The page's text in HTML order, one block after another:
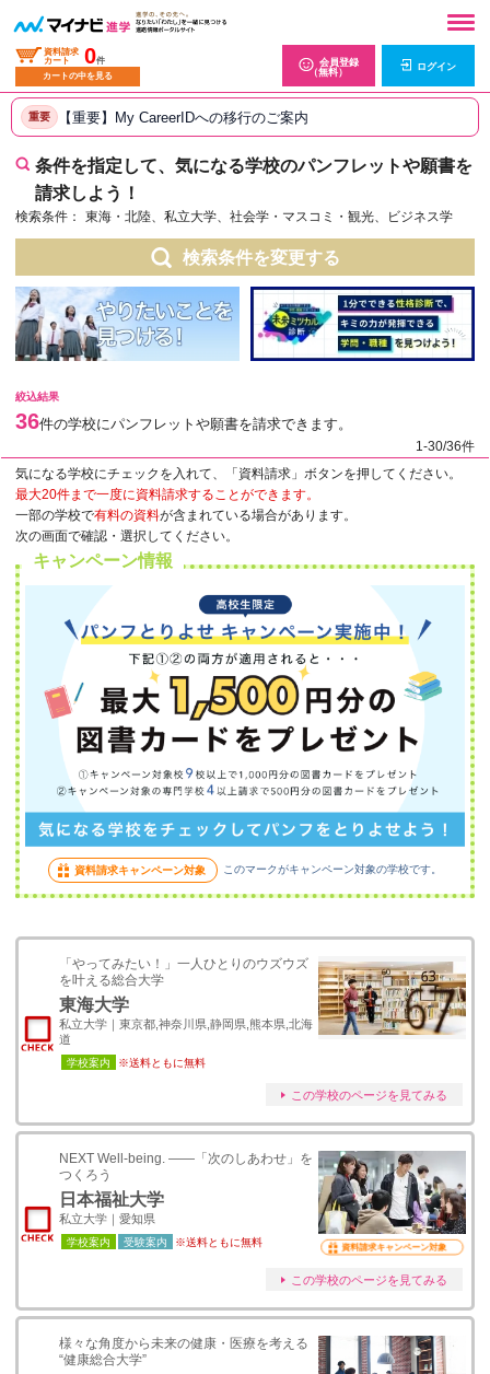
資料請求
カート
0件
カートの中を見る
会員登録
（無料）
ログイン
重要 【重要】My CareerIDへの移行のご案内
条件を指定して、気になる学校のパンフレットや願書を
請求しよう！
検索条件： 東海・北陸、私立大学、社会学・マスコミ・観光、ビジネス学
検索条件を変更する
絞込結果
36件の学校にパンフレットや願書を請求できます。
1-30/36件
気になる学校にチェックを入れて、「資料請求」ボタンを押してください。
最大20件まで一度に資料請求することができます。
一部の学校で有料の資料が含まれている場合があります。
次の画面で確認・選択してください。
キャンペーン情報
資料請求キャンペーン対象 このマークがキャンペーン対象の学校です。
「やってみたい！」一人ひとりのウズウズ
を叶える総合大学
東海大学
私立大学｜東京都,神奈川県,静岡県,熊本県,北海
道
学校案内 ※送料ともに無料
この学校のページを見てみる
NEXT Well-being. ――「次のしあわせ」を
つくろう
日本福祉大学
私立大学｜愛知県
学校案内 受験案内 ※送料ともに無料 資料請求キャンペーン対象
この学校のページを見てみる
様々な角度から未来の健康・医療を考える
“健康総合大学”